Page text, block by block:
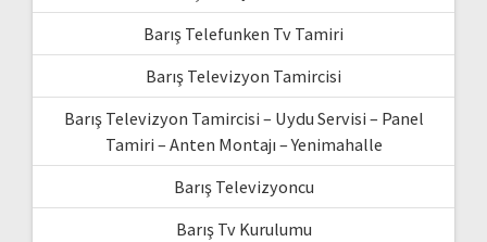
Barış Telefunken Tv Tamiri
Barış Televizyon Tamircisi
Barış Televizyon Tamircisi – Uydu Servisi – Panel
Tamiri – Anten Montajı – Yenimahalle
Barış Televizyoncu
Barış Tv Kurulumu